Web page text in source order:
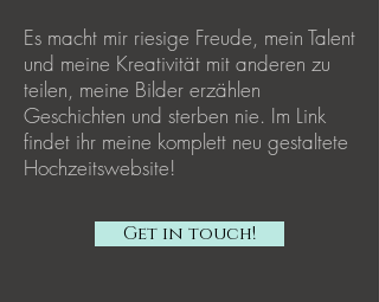
Es macht mir riesige Freude, mein Talent
und meine Kreativität mit anderen zu
teilen, meine Bilder erzählen
Geschichten und sterben nie. Im Link
findet ihr meine komplett neu gestaltete
Hochzeitswebsite!
Get in touch!